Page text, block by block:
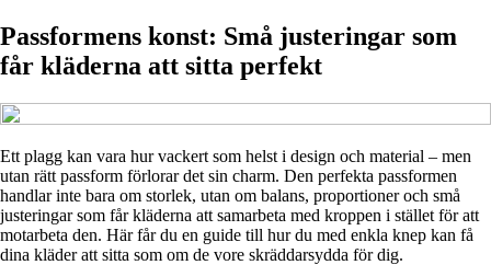
Passformens konst: Små justeringar som
får kläderna att sitta perfekt
Ett plagg kan vara hur vackert som helst i design och material – men
utan rätt passform förlorar det sin charm. Den perfekta passformen
handlar inte bara om storlek, utan om balans, proportioner och små
justeringar som får kläderna att samarbeta med kroppen i stället för att
motarbeta den. Här får du en guide till hur du med enkla knep kan få
dina kläder att sitta som om de vore skräddarsydda för dig.